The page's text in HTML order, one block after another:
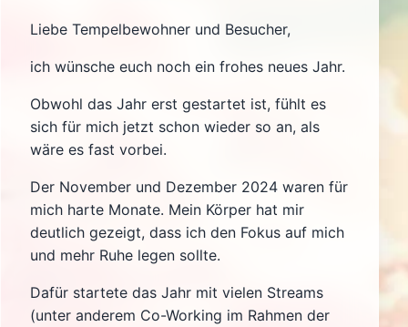
PatreonInstagram
Liebe Tempelbewohner und Besucher,
ich wünsche euch noch ein frohes neues Jahr.
Obwohl das Jahr erst gestartet ist, fühlt es
sich für mich jetzt schon wieder so an, als
wäre es fast vorbei.
Der November und Dezember 2024 waren für
mich harte Monate. Mein Körper hat mir
deutlich gezeigt, dass ich den Fokus auf mich
und mehr Ruhe legen sollte.
Dafür startete das Jahr mit vielen Streams
(unter anderem Co-Working im Rahmen der